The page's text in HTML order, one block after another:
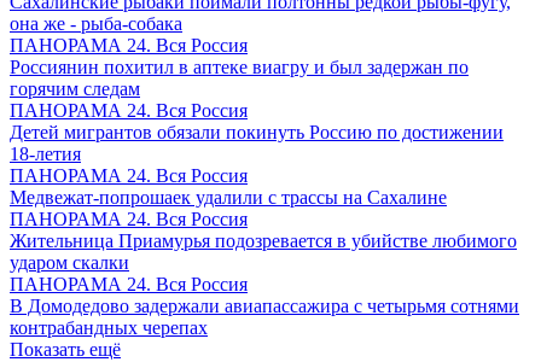
она же - рыба-собака
ПАНОРАМА 24. Вся Россия
Россиянин похитил в аптеке виагру и был задержан по
горячим следам
ПАНОРАМА 24. Вся Россия
Детей мигрантов обязали покинуть Россию по достижении
18-летия
ПАНОРАМА 24. Вся Россия
Медвежат-попрошаек удалили с трассы на Сахалине
ПАНОРАМА 24. Вся Россия
Жительница Приамурья подозревается в убийстве любимого
ударом скалки
ПАНОРАМА 24. Вся Россия
В Домодедово задержали авиапассажира с четырьмя сотнями
контрабандных черепах
Показать ещё